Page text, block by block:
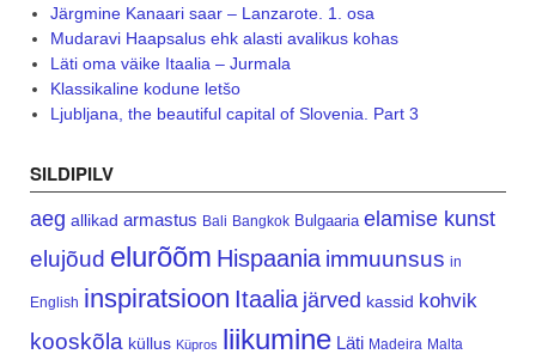
Järgmine Kanaari saar – Lanzarote. 1. osa
Mudaravi Haapsalus ehk alasti avalikus kohas
Läti oma väike Itaalia – Jurmala
Klassikaline kodune letšo
Ljubljana, the beautiful capital of Slovenia. Part 3
SILDIPILV
aeg allikad armastus Bali Bangkok Bulgaaria elamise kunst
elujõud elurõõm Hispaania immuunsus in
English inspiratsioon Itaalia järved kassid kohvik
kooskõla küllus Küpros liikumine Läti Madeira Malta